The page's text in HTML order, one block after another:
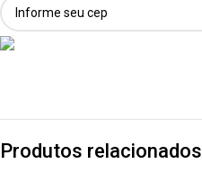
Produtos relacionados